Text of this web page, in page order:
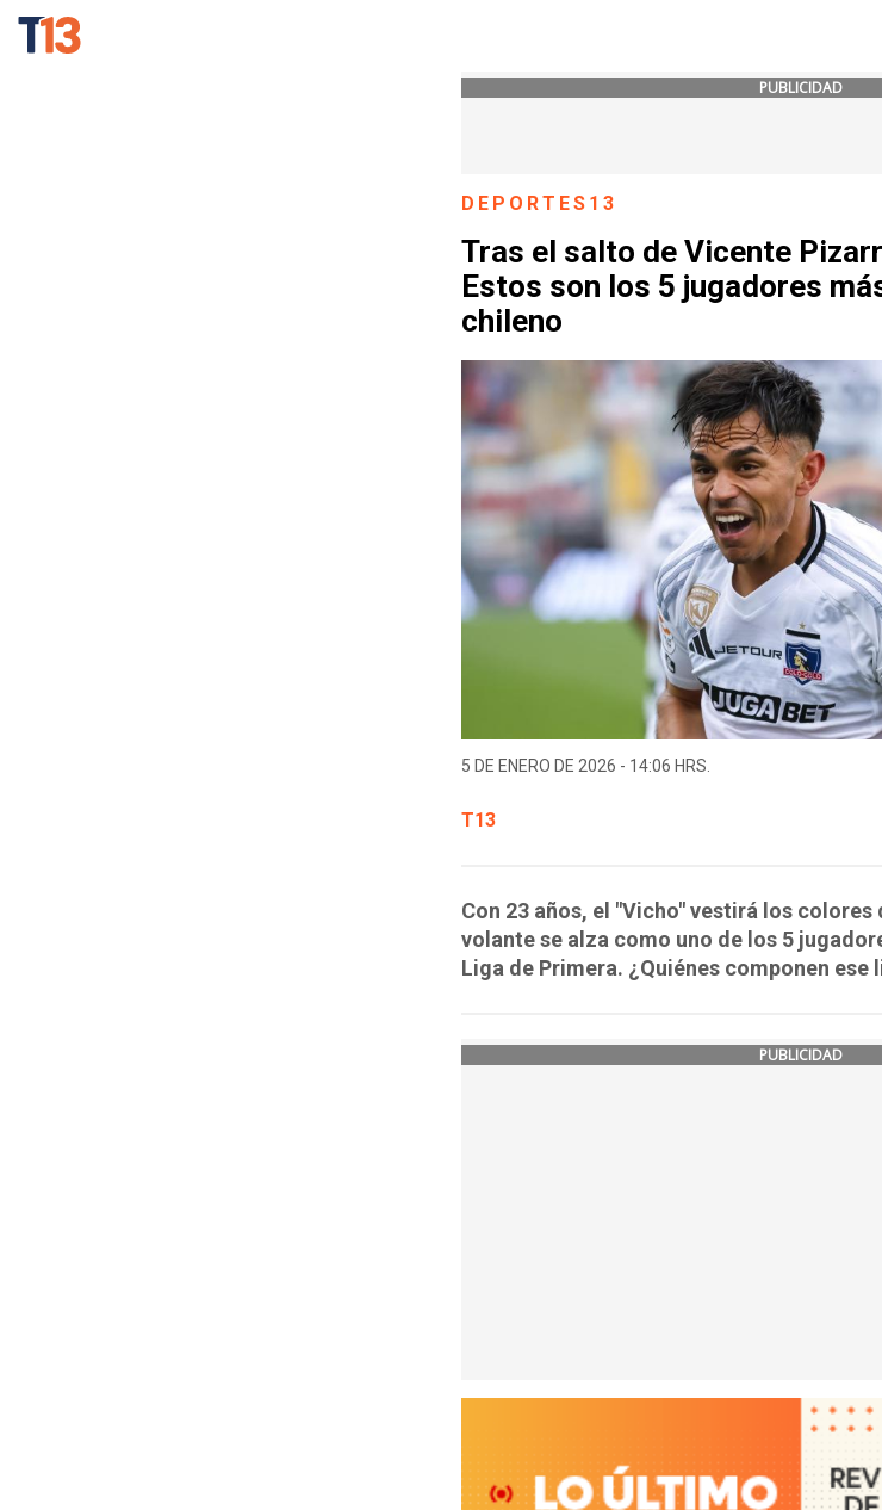
PUBLICIDAD
DEPORTES13
Tras el salto de Vicente
Estos son los 5 jugadores
chileno
5 DE ENERO DE 2026 - 14:06 HRS.
T13
Con 23 años, el "Vicho" vestirá los colores
volante se alza como uno de los 5
Liga de Primera. ¿Quiénes componen ese
PUBLICIDAD